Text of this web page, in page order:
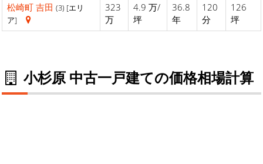
松崎町 吉田 (3) [エリ
ア]
323
万
4.9 万/
坪
36.8
年
120
分
126
坪
小杉原 中古一戸建ての価格相場計算